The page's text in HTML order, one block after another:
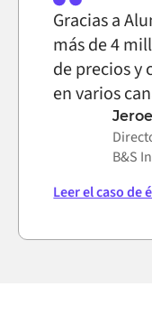
Gracias a
más de 4
de precios y
en varios
B&S
Leer el caso de